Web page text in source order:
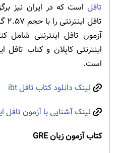
تافل است که در ایران نیز
آزمون تافل اینترنتی شامل
است.
لینک دانلود کتاب تافل ibt
لینک آشنایی با آزمون تافل
کتاب آزمون زبان GRE